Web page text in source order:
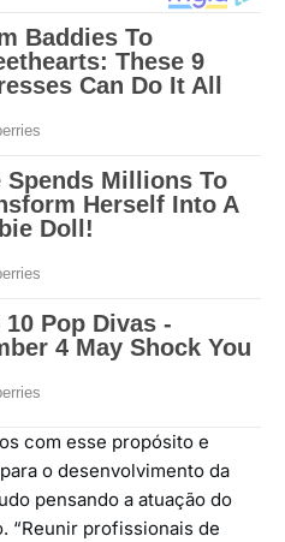
com esse propósito e
o desenvolvimento da
pensando a atuação do
“Reunir profissionais de